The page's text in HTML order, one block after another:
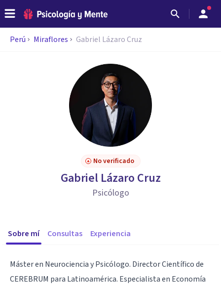
Perú Miraflores Gabriel Lázaro Cruz
No verificado
Gabriel Lázaro Cruz
Psicólogo
Sobre mí Consultas Experiencia
Máster en Neurociencia y Psicólogo. Director Científico de
CEREBRUM para Latinoamérica. Especialista en Economía